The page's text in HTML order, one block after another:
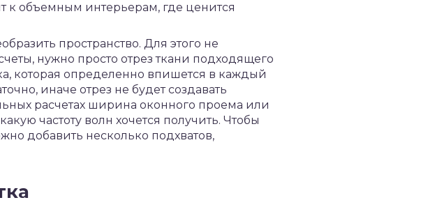
к объемным интерьерам, где ценится
пространство. Для этого не
нужно просто отрез ткани подходящего
которая определенно впишется в каждый
иначе отрез не будет создавать
расчетах ширина оконного проема или
частоту волн хочется получить. Чтобы
добавить несколько подхватов,